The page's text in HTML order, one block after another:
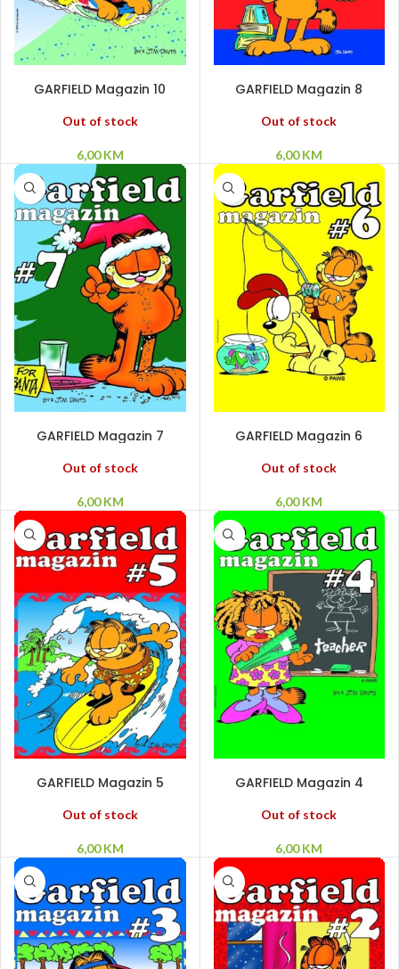
GARFIELD Magazin 10
Out of stock
6,00KM
GARFIELD Magazin 8
Out of stock
6,00KM
GARFIELD Magazin 7
Out of stock
6,00KM
GARFIELD Magazin 6
Out of stock
6,00KM
GARFIELD Magazin 5
Out of stock
6,00KM
GARFIELD Magazin 4
Out of stock
6,00KM